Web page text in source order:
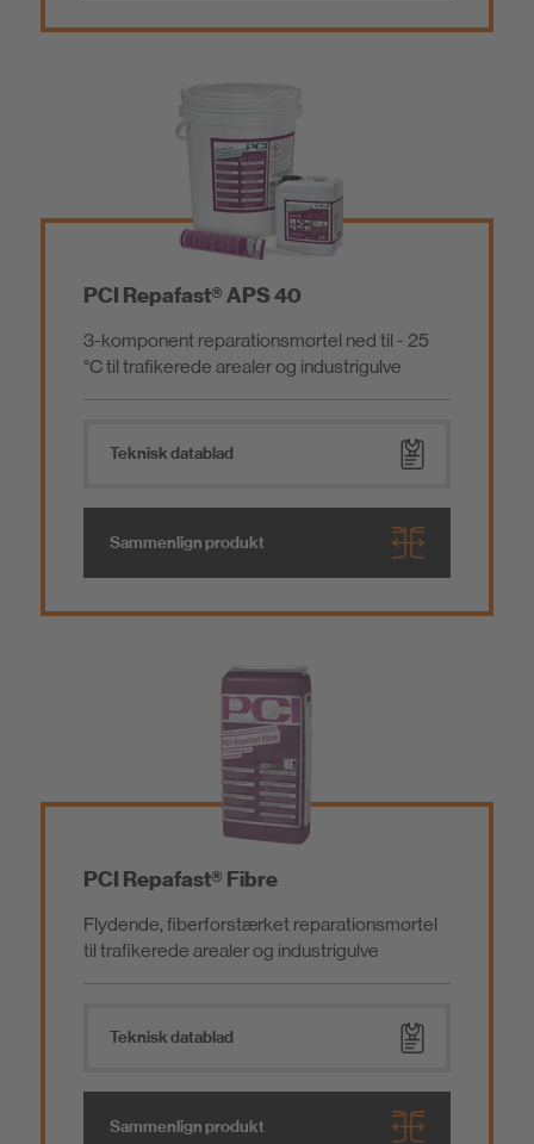
PCI Repafast® APS 40
3-komponent reparationsmørtel ned til - 25
°C til trafikerede arealer og industrigulve
Teknisk datablad
Sammenlign produkt
PCI Repafast® Fibre
Flydende, fiberforstærket reparationsmørtel
til trafikerede arealer og industrigulve
Teknisk datablad
Sammenlign produkt